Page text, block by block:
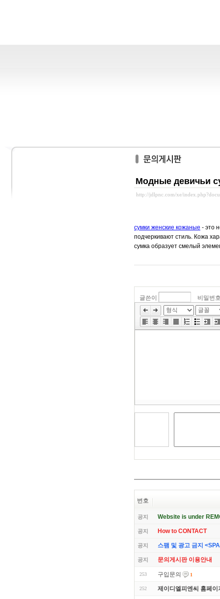
Модные девичьи
http://jdlpnc.com/xe/
сумки женские кожаные - это
подчеркивают стиль. Кожа
сумка образует смелый
글쓴이
비밀번
편
도
번호
공지 Website is under
공지 How to CONTACT
공지 스팸 및 광고 금지
공지 문의게시판 이용안내
253 구입문의 1
252 제이디엘피엔씨 홈페